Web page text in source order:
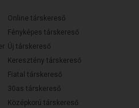
Online társkereső
Fényképes társkereső
Új társkereső
Keresztény társkereső
Fiatal társkereső
30as társkereső
Középkorú társkereső